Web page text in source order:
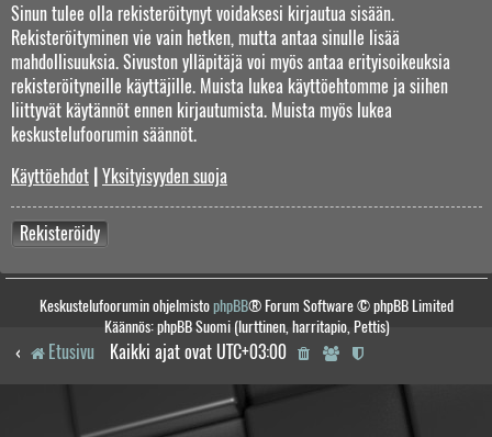
Sinun tulee olla rekisteröitynyt voidaksesi kirjautua sisään.
Rekisteröityminen vie vain hetken, mutta antaa sinulle lisää
mahdollisuuksia. Sivuston ylläpitäjä voi myös antaa erityisoikeuksia
rekisteröityneille käyttäjille. Muista lukea käyttöehtomme ja siihen
liittyvät käytännöt ennen kirjautumista. Muista myös lukea
keskustelufoorumin säännöt.
Käyttöehdot Yksityisyyden suoja
Rekisteröidy
Keskustelufoorumin ohjelmistophpBB® Forum Software © phpBB Limited
Käännös: phpBB Suomi (lurttinen, harritapio, Pettis)
Etusivu Kaikki ajat ovat UTC+03:00